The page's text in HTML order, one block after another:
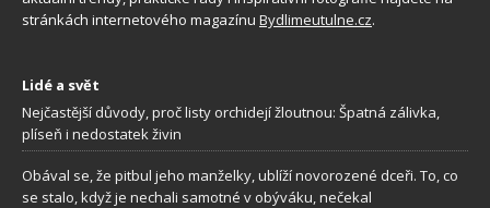
stránkách internetového magazínu Bydlimeutulne.cz.
Lidé a svět
Nejčastější důvody, proč listy orchidejí žloutnou: Špatná zálivka,
plíseň i nedostatek živin
Obával se, že pitbul jeho manželky, ublíží novorozené dceři. To, co
se stalo, když je nechali samotné v obýváku, nečekal